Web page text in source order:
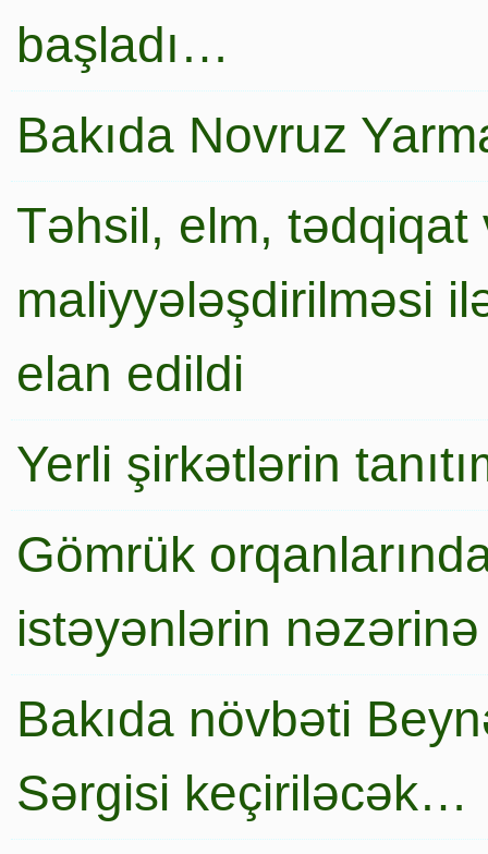
başladı…
Bakıda Novruz
Təhsil, elm,
maliyyələşdirilməsi
elan edildi
Yerli şirkətlərin
Gömrük
istəyənlərin nəzərinə
Bakıda növbəti
Sərgisi keçiriləcək…